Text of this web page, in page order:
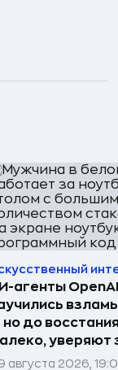
агенты
но до
уверяют
августа 2026,